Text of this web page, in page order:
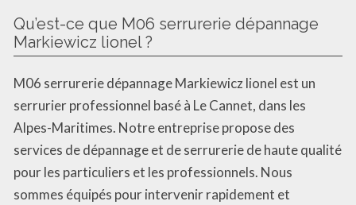
Qu’est-ce que M06 serrurerie dépannage
Markiewicz lionel ?
M06 serrurerie dépannage Markiewicz lionel est un
serrurier professionnel basé à Le Cannet, dans les
Alpes-Maritimes. Notre entreprise propose des
services de dépannage et de serrurerie de haute qualité
pour les particuliers et les professionnels. Nous
sommes équipés pour intervenir rapidement et